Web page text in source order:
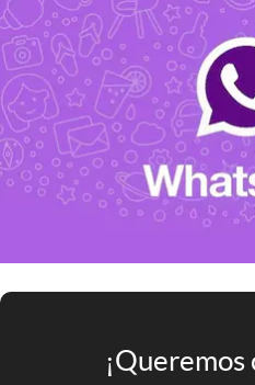
Clase
Clima
Mundial 2026
Eventos Corporativos
El Cronista Studio
abre en nueva pestaña